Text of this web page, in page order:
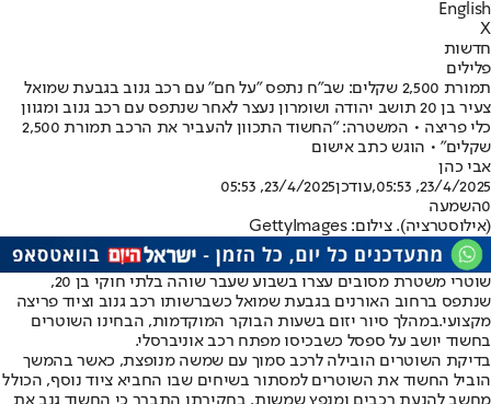
English
X
חדשות
פלילים
תמורת 2,500 שקלים: שב"ח נתפס "על חם" עם רכב גנוב בגבעת שמואל
צעיר בן 20 תושב יהודה ושומרון נעצר לאחר שנתפס עם רכב גנוב ומגוון
כלי פריצה • המשטרה: "החשוד התכוון להעביר את הרכב תמורת 2,500
שקלים" • הוגש כתב אישום
אבי כהן
23/4/2025, 05:53
,עודכן23/4/2025, 05:53
0השמעה
(אילוסטרציה). צילום: GettyImages
שוטרי משטרת מסובים עצרו בשבוע שעבר שוהה בלתי חוקי בן 20,
שנתפס ברחוב האורנים בגבעת שמואל כשברשותו רכב גנוב וציוד פריצה
מקצועי.במהלך סיור יזום בשעות הבוקר המוקדמות, הבחינו השוטרים
בחשוד יושב על ספסל כשבכיסו מפתח רכב אוניברסלי.
בדיקת השוטרים הובילה לרכב סמוך עם שמשה מנופצת, כאשר בהמשך
הוביל החשוד את השוטרים למסתור בשיחים שבו החביא ציוד נוסף, הכולל